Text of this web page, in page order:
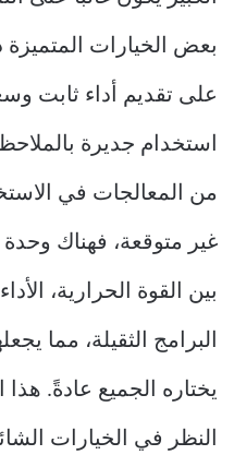
بعض الخيارات
على تقديم أداء ثابت
استخدام جديرة
من المعالجات في
بين القوة الحرارية،
البرامج الثقيلة، مما
يختاره الجميع عادةً. هذا
النظر في الخيارات